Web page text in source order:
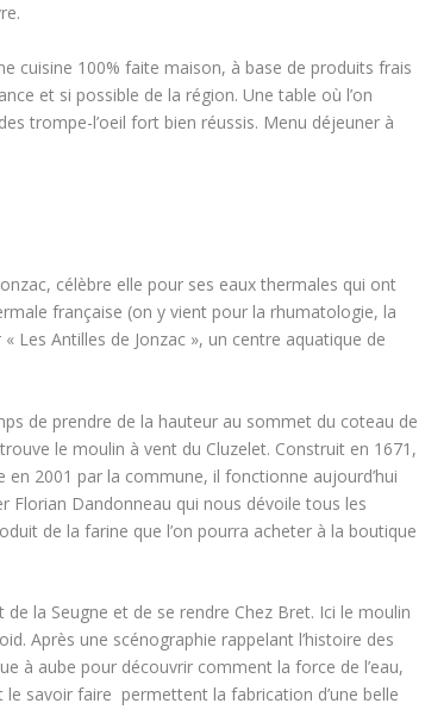
cuisine 100% faite maison, à base de produits frais
et si possible de la région. Une table où l’on
trompe-l’oeil fort bien réussis. Menu déjeuner à
célèbre elle pour ses eaux thermales qui ont
française (on y vient pour la rhumatologie, la
Les Antilles de Jonzac », un centre aquatique de
de prendre de la hauteur au sommet du coteau de
le moulin à vent du Cluzelet. Construit en 1671,
2001 par la commune, il fonctionne aujourd’hui
Florian Dandonneau qui nous dévoile tous les
de la farine que l’on pourra acheter à la boutique
la Seugne et de se rendre Chez Bret. Ici le moulin
Après une scénographie rappelant l’histoire des
à aube pour découvrir comment la force de l’eau,
savoir faire permettent la fabrication d’une belle